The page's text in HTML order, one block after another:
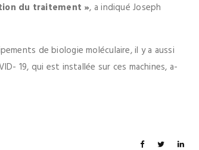
du traitement », a indiqué Joseph
de biologie moléculaire, il y a aussi
19, qui est installée sur ces machines, a-